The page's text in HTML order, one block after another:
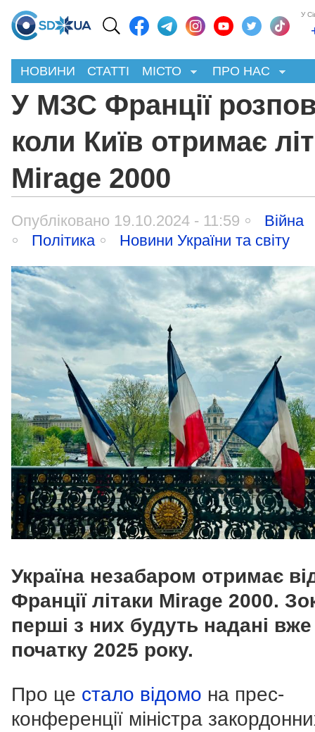
У
НОВИНИ СТАТТІ МІСТО ПРО НАС
У МЗС Франції
коли Київ отримає
Mirage 2000
Опубліковано 19.10.2024 - 11:59
Війна
Політика
Новини України та світу
Україна незабаром отримає
Франції літаки Mirage 2000.
перші з них будуть надані
початку 2025 року.
Про це стало відомо на прес-
конференції міністра